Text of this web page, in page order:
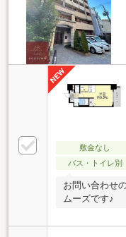
敷金なし
バス・トイレ別
お問い合わせ
ムーズです♪